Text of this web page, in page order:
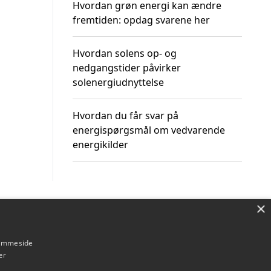
Hvordan grøn energi kan ændre
fremtiden: opdag svarene her
Hvordan solens op- og
nedgangstider påvirker
solenergiudnyttelse
Hvordan du får svar på
energispørgsmål om vedvarende
energikilder
×